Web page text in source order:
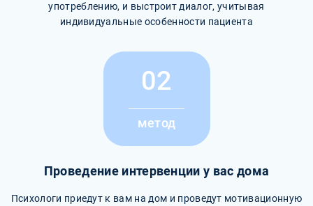
употреблению, и выстроит диалог, учитывая
индивидуальные особенности пациента
02
метод
Проведение интервенции у вас дома
Психологи приедут к вам на дом и проведут мотивационную